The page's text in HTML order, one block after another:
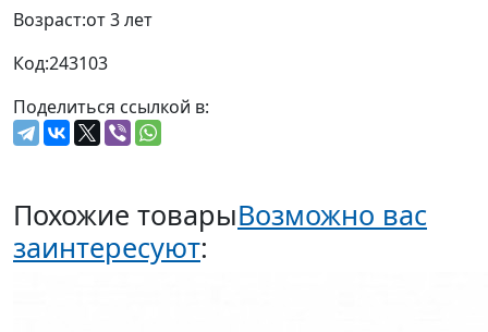
Возраст:от 3 лет
Код:243103
Поделиться ссылкой в:
Похожие товарыВозможно вас
заинтересуют: